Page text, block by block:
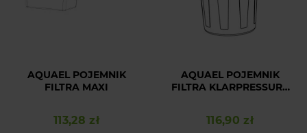
AQUAEL POJEMNIK
FILTRA MAXI
Cena
113,28 zł
AQUAEL POJEMNIK
FILTRA KLARPRESSURE
Cena
116,90 zł